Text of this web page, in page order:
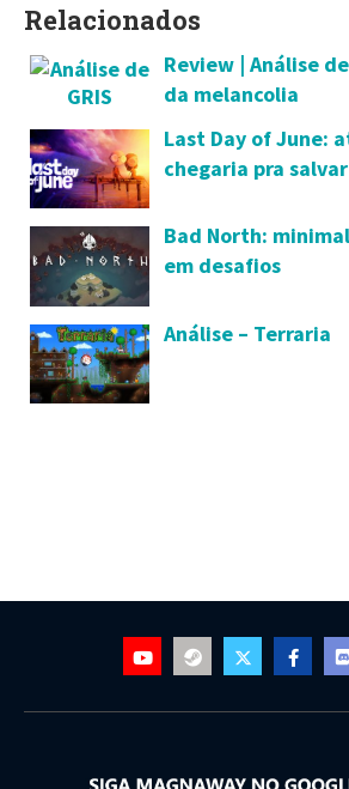
Relacionados
Review | Análise
da melancolia
Last Day of June:
chegaria pra
Bad North:
em desafios
Análise – Terraria